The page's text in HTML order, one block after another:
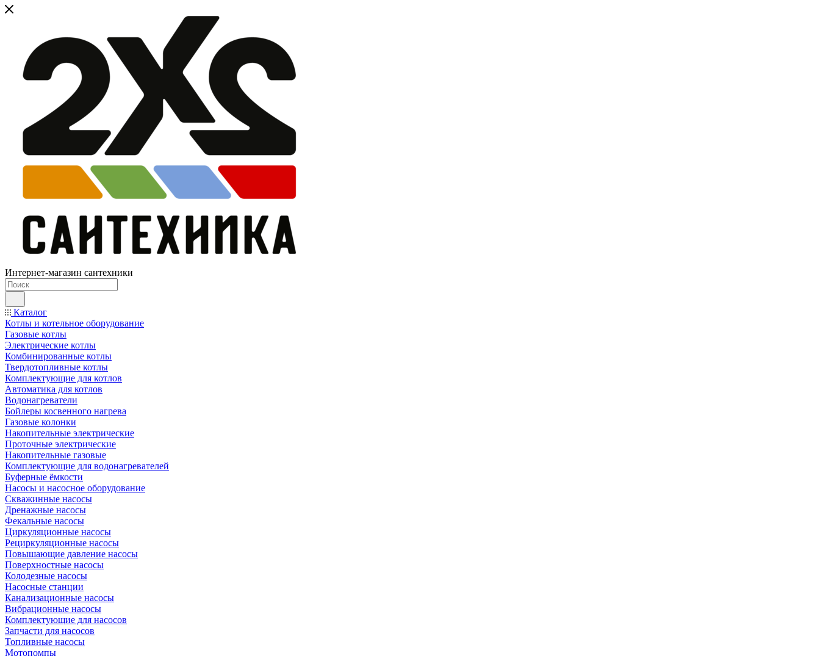
Интернет-магазин сантехники
Каталог
Котлы и котельное оборудование
Газовые котлы
Электрические котлы
Комбинированные котлы
Твердотопливные котлы
Комплектующие для котлов
Автоматика для котлов
Водонагреватели
Бойлеры косвенного нагрева
Газовые колонки
Накопительные электрические
Проточные электрические
Накопительные газовые
Комплектующие для водонагревателей
Буферные ёмкости
Насосы и насосное оборудование
Скважинные насосы
Дренажные насосы
Фекальные насосы
Циркуляционные насосы
Рециркуляционные насосы
Повышающие давление насосы
Поверхностные насосы
Колодезные насосы
Насосные станции
Канализационные насосы
Вибрационные насосы
Комплектующие для насосов
Запчасти для насосов
Топливные насосы
Мотопомпы